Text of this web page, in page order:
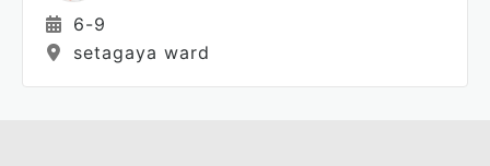
6-9
setagaya ward